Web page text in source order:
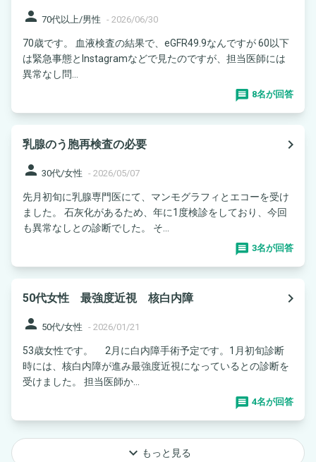
person 70代以上/男性 - 2026/06/30
70歳です。 血液検査の結果で、eGFR49.9なんですが 60以下
は緊急事態とInstagramなどで見たのですが、担当医師には
異常なし問...
8名が回答
乳腺のう胞再検査の必要
navigate_next
person 30代/女性 - 2026/05/07
先月初旬に乳腺専門医にて、マンモグラフィとエコーを受け
ました。 石灰化があるため、年に1度検診をしており、今回
も異常なしとの診断でした。 そ...
3名が回答
50代女性 最強度近視 核白内障
navigate_next
person 50代/女性 - 2026/01/21
53歳女性です。 2月に白内障手術予定です。1月初旬診断
時には、核白内障が進み最強度近視になっているとの診断を
受けました。 担当医師か...
4名が回答
keyboard_arrow_down もっと見る